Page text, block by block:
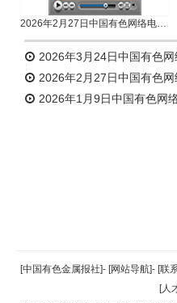
2026年2月27日中国有色网络电视新闻
2026年3月24日中国有色
2026年2月27日中国有色
2026年1月9日中国有色网
返
返
[中国有色金属报社]- [网站导航]- [联
[人